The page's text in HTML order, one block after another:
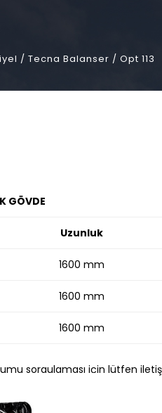
/ Tecna Balanser / Opt 113
GÖVDE
Uzunluk
1600 mm
1600 mm
1600 mm
sorgulaması için lütfen